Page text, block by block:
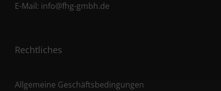
E-Mail: info@fhg-gmbh.de
Rechtliches
Allgemeine Geschäftsbedingungen